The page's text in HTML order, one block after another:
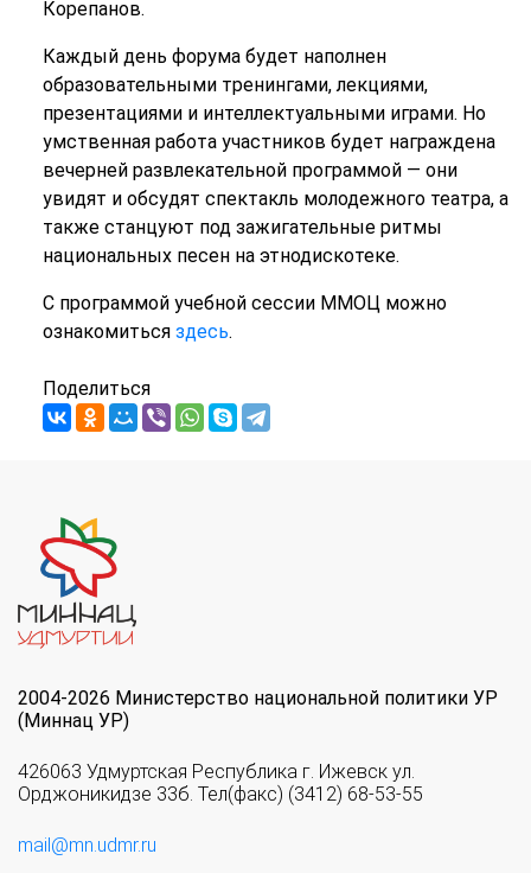
Корепанов.
Каждый день форума будет наполнен
образовательными тренингами, лекциями,
презентациями и интеллектуальными играми. Но
умственная работа участников будет награждена
вечерней развлекательной программой — они
увидят и обсудят спектакль молодежного театра, а
также станцуют под зажигательные ритмы
национальных песен на этнодискотеке.
С программой учебной сессии ММОЦ можно
ознакомиться здесь.
Поделиться
2004-2026 Министерство национальной политики УР
(Миннац УР)
426063 Удмуртская Республика г. Ижевск ул.
Орджоникидзе 33б. Тел(факс) (3412) 68-53-55
mail@mn.udmr.ru